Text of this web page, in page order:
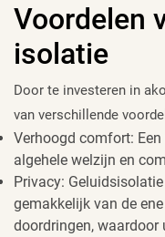
Voordelen
isolatie
Door te investeren in
van verschillende
Verhoogd comfort:
algehele welzijn en
Privacy:
gemakkelijk van de
doordringen,